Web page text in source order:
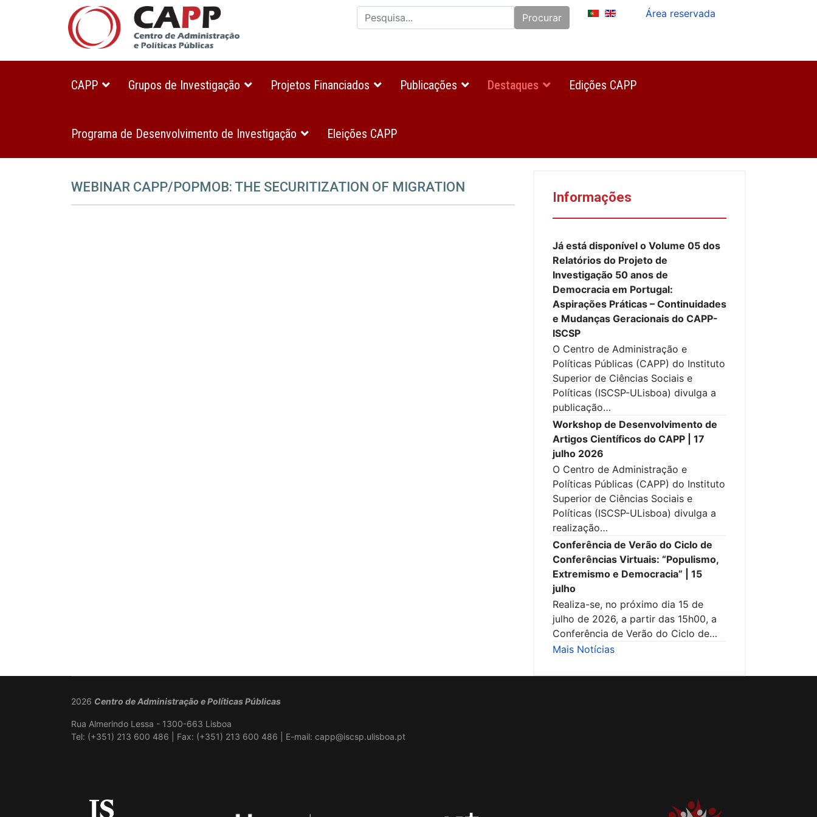
Procurar Área reservada
CAPP Grupos de Investigação Projetos Financiados Publicações Destaques Edições CAPP
Programa de Desenvolvimento de Investigação Eleições CAPP
WEBINAR CAPP/POPMOB: THE SECURITIZATION OF MIGRATION
Informações
Já está disponível o Volume 05 dos
Relatórios do Projeto de
Investigação 50 anos de
Democracia em Portugal:
Aspirações Práticas – Continuidades
e Mudanças Geracionais do CAPP-
ISCSP
O Centro de Administração e
Políticas Públicas (CAPP) do Instituto
Superior de Ciências Sociais e
Políticas (ISCSP-ULisboa) divulga a
publicação…
Workshop de Desenvolvimento de
Artigos Científicos do CAPP | 17
julho 2026
O Centro de Administração e
Políticas Públicas (CAPP) do Instituto
Superior de Ciências Sociais e
Políticas (ISCSP-ULisboa) divulga a
realização…
Conferência de Verão do Ciclo de
Conferências Virtuais: “Populismo,
Extremismo e Democracia” | 15
julho
Realiza-se, no próximo dia 15 de
julho de 2026, a partir das 15h00, a
Conferência de Verão do Ciclo de…
Mais Notícias
2026 Centro de Administração e Políticas Públicas
Rua Almerindo Lessa - 1300-663 Lisboa
Tel: (+351) 213 600 486 | Fax: (+351) 213 600 486 | E-mail: capp@iscsp.ulisboa.pt